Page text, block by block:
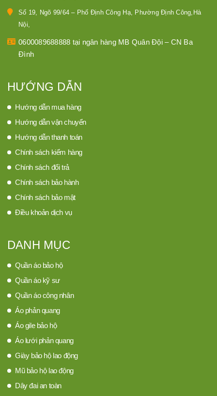
Số 19, Ngõ 99/64 – Phố Định Công Hạ, Phường Định Công,Hà
Nội,
0600089688888 tại ngân hàng MB Quân Đội – CN Ba
Đình
HƯỚNG DẪN
Hướng dẫn mua hàng
Hướng dẫn vận chuyển
Hướng dẫn thanh toán
Chính sách kiểm hàng
Chính sách đổi trả
Chính sách bảo hành
Chính sách bảo mật
Điều khoản dịch vụ
DANH MỤC
Quần áo bảo hộ
Quần áo kỹ sư
Quần áo công nhân
Áo phản quang
Áo gile bảo hộ
Áo lưới phản quang
Giày bảo hộ lao động
Mũ bảo hộ lao động
Dây đai an toàn